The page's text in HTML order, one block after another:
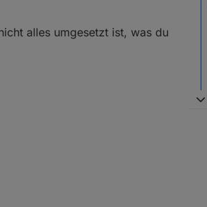
alles umgesetzt ist, was du